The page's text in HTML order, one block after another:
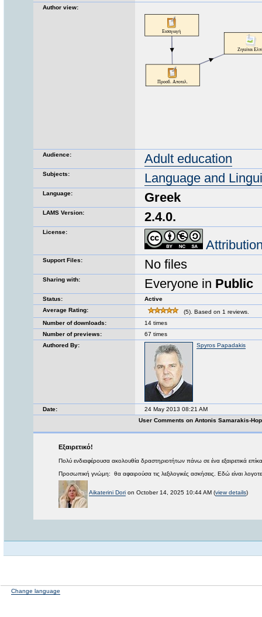
Author view:
Audience: Adult education
Subjects: Language and
Language: Greek
LAMS Version: 2.4.0.
License:
Support Files: No files
Sharing with: Everyone in Public
Status:
Active
Average Rating:
(5). Based on 1 reviews.
Number of downloads:
14 times
Number of previews:
67 times
Authored By:
Spyros Papadakis
Date:
24 May 2013 08:21 AM
User Comments on Antonis Samarakis-
Εξαιρετικό!
Πολύ ενδιαφέρουσα ακολουθία δραστηριοτήτων πάνω σε ένα εξαιρετικά
Προσωπική γνώμη: θα αφαιρούσα τις λεξιλογικές ασκήσεις. Εδώ είναι
Aikaterini Dori on October 14, 2025 10:44 AM (view details)
Change language